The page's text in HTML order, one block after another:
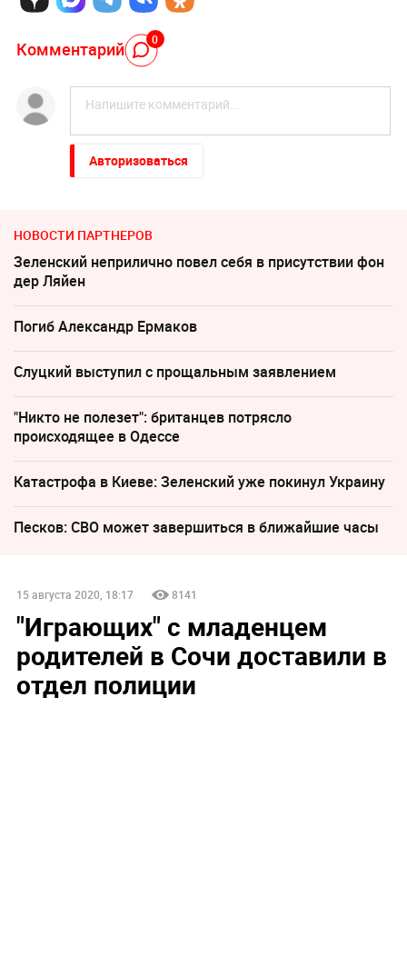
Комментарий 0
Авторизоваться
НОВОСТИ ПАРТНЕРОВ
Зеленский неприлично повел cебя в присутствии фон
дер Ляйен
Погиб Александр Ермаков
Слуцкий выступил с прощальным заявлением
"Никто не полезет": британцев потрясло
происходящее в Одессе
Катастрофа в Киеве: Зеленский уже покинул Украину
Песков: СВО может завершиться в ближайшие часы
15 августа 2020, 18:17 8141
"Играющих" с младенцем
родителей в Сочи доставили в
отдел полиции